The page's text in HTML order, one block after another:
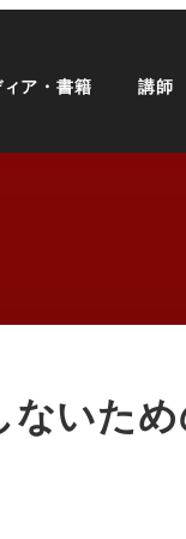
ア・書籍 講師
ないた